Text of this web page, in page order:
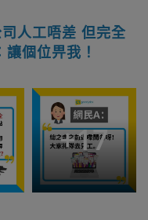
人工唔差 但完全
個位畀我！
+17